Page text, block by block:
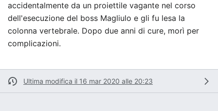
accidentalmente da un proiettile vagante nel corso
dell'esecuzione del boss Magliulo e gli fu lesa la
colonna vertebrale. Dopo due anni di cure, morì per
complicazioni.
Ultima modifica il 16 mar 2020 alle 20:23